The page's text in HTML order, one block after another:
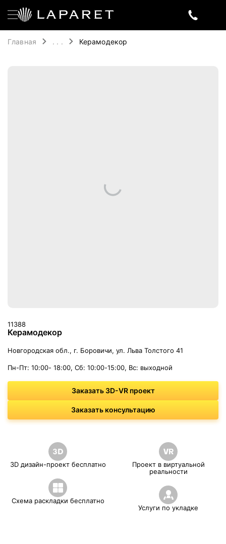
Главная . . . Керамодекор
11388
Керамодекор
Новгородская обл., г. Боровичи, ул. Льва Толстого 41
Пн-Пт: 10:00- 18:00, Cб: 10:00-15:00, Вс: выходной
Заказать 3D-VR проект
Заказать консультацию
3D дизайн-проект бесплатно
Схема раскладки бесплатно
Проект в виртуальной
реальности
Услуги по укладке